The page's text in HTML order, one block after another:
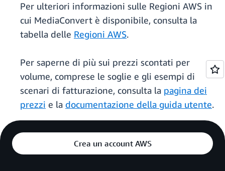
Per ulteriori informazioni sulle Regioni AWS in
cui MediaConvert è disponibile, consulta la
tabella delle Regioni AWS.
Per saperne di più sui prezzi scontati per
volume, comprese le soglie e gli esempi di
scenari di fatturazione, consulta la pagina dei
prezzi e la documentazione della guida utente.
Crea un account AWS